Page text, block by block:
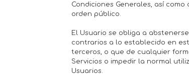
Condiciones Generales, así
orden público.
El Usuario se obliga a
contrarios a lo establecido en
terceros, o que de cualquier
Servicios o impedir la normal
Usuarios.